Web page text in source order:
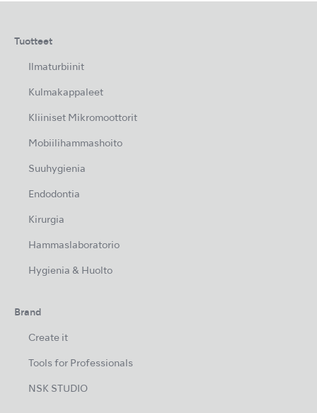
Tuotteet
Ilmaturbiinit
Kulmakappaleet
Kliiniset Mikromoottorit
Mobiilihammashoito
Suuhygienia
Endodontia
Kirurgia
Hammaslaboratorio
Hygienia & Huolto
Brand
Create it
Tools for Professionals
NSK STUDIO